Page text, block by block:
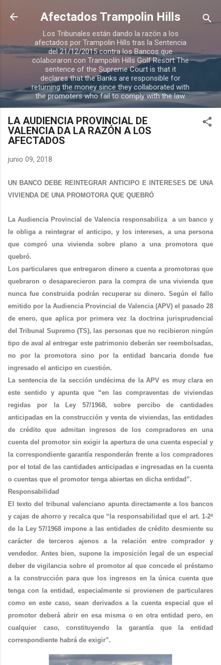
Ir al contenido principal
Afectados Trampolin Hills
Los Tribunales están dando la razón a los
afectados por Trampolin Hills tras la Sentencia
del 21/12/2015 contra los Bancos que
colaboraron con Trampolín Hills Golf Resort The
sentence of the Supreme Court is that it
declares that the Banks are responsible for
returning the money since they collaborated with
the promoters who fail to comply with the law.
LA AUDIENCIA PROVINCIAL DE
VALENCIA DA LA RAZÓN A LOS
AFECTADOS
junio 09, 2018
UN BANCO DEBE REINTEGRAR ANTICIPO E INTERESES DE UNA
VIVIENDA DE UNA PROMOTORA QUE QUEBRÓ
La Audiencia Provincial de Valencia responsabiliza a un banco y
le obliga a reintegrar el anticipo, y los intereses, a una persona
que compró una vivienda sobre plano a una promotora que
quebró.
Los particulares que entregaron dinero a cuenta a promotoras que
quebraron o desaparecieron para la compra de una vivienda que
nunca fue construida podrán recuperar su dinero. Según el fallo
emitido por la Audiencia Provincial de Valencia (APV) el pasado 28
de enero, que aplica por primera vez la doctrina jurisprudencial
del Tribunal Supremo (TS), las personas que no recibieron ningún
tipo de aval al entregar este patrimonio deberán ser reembolsadas,
no por la promotora sino por la entidad bancaria donde fue
ingresado el anticipo en cuestión.
La sentencia de la sección undécima de la APV es muy clara en
este sentido y apunta que “en las compraventas de viviendas
regidas por la Ley 57/1968, sobre percibo de cantidades
anticipadas en la construcción y venta de viviendas, las entidades
de crédito que admitan ingresos de los compradores en una
cuenta del promotor sin exigir la apertura de una cuenta especial y
la correspondiente garantía responderán frente a los compradores
por el total de las cantidades anticipadas e ingresadas en la cuenta
o cuentas que el promotor tenga abiertas en dicha entidad”.
Responsabilidad
El texto del tribunal valenciano apunta directamente a los bancos
y cajas de ahorro y recalca que “la responsabilidad que el art. 1-2ª
de la Ley 57/1968 impone a las entidades de crédito desmiente su
carácter de terceros ajenos a la relación entre comprador y
vendedor. Antes bien, supone la imposición legal de un especial
deber de vigilancia sobre el promotor al que concede el préstamo
a la construcción para que los ingresos en la única cuenta que
tenga con la entidad, especialmente si provienen de particulares
como en este caso, sean derivados a la cuenta especial que el
promotor deberá abrir en esa misma o en otra entidad pero, en
cualquier caso, constituyendo la garantía que la entidad
correspondiente habrá de exigir”.